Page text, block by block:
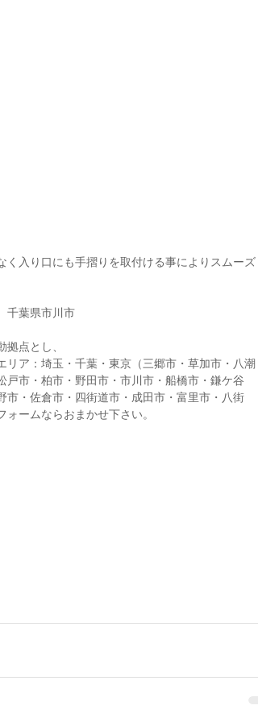
入り口にも手摺りを取付ける事によりスムーズ
千葉県市川市
点とし、
ア：埼玉・千葉・東京（三郷市・草加市・八潮
市・柏市・野田市・市川市・船橋市・鎌ケ谷
・佐倉市・四街道市・成田市・富里市・八街
ームならおまかせ下さい。